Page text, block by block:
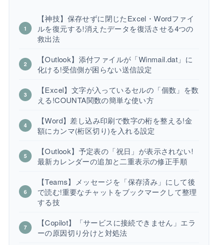
【神技】保存せずに閉じたExcel・Wordファイ
ルを復元する!消えたデータを復活させる4つの
救出法
【Outlook】添付ファイルが「Winmail.dat」に
化ける!受信側が困らない送信設定
【Excel】文字が入っているセルの「個数」を数
える!COUNTA関数の簡単な使い方
【Word】差し込み印刷で数字の桁を整える!金
額にカンマ(桁区切り)を入れる設定
【Outlook】予定表の「祝日」が表示されない!
最新カレンダーの追加と二重表示の修正手順
【Teams】メッセージを「保存済み」にして後
で読む!重要なチャットをブックマークして整理
する技
【Copilot】「サービスに接続できません」エラ
ーの原因切り分けと対処法